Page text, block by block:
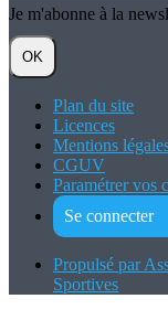
Je m'abonne à la
OK
Plan du site
Licences
Mentions
CGUV
Paramétrer vos
Se connecter
Propulsé par
Sportives